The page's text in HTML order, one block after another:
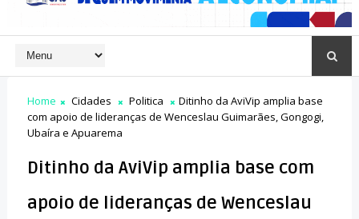
Home Cidades Politica
Ditinho da AviVip amplia base
com apoio de lideranças de Wenceslau Guimarães, Gongogi,
Ubaíra e Apuarema
Ditinho da AviVip amplia base com
apoio de lideranças de Wenceslau